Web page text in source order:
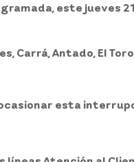
este jueves
Carrá, Antado, El
esta